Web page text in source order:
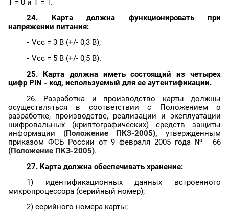
T = 0 и T = 1.
24. Карта должна функционировать при
напряжении питания:
- Vcc = 3 B (+/- 0,3 B);
- Vcc = 5 B (+/- 0,5 B).
25. Карта должна иметь состоящий из четырех
цифр PIN - код, используемый для ее аутентификации.
26. Разработка и производство карты должны
осуществляться в соответствии с Положением о
разработке, производстве, реализации и эксплуатации
шифровальных (криптографических) средств защиты
информации (Положение ПКЗ-2005), утвержденным
приказом ФСБ России от 9 февраля 2005 года №
66
(Положение ПКЗ-2005).
27. Карта должна обеспечивать хранение:
1) идентификационных данных встроенного
микропроцессора (серийный номер);
2) серийного номера карты;